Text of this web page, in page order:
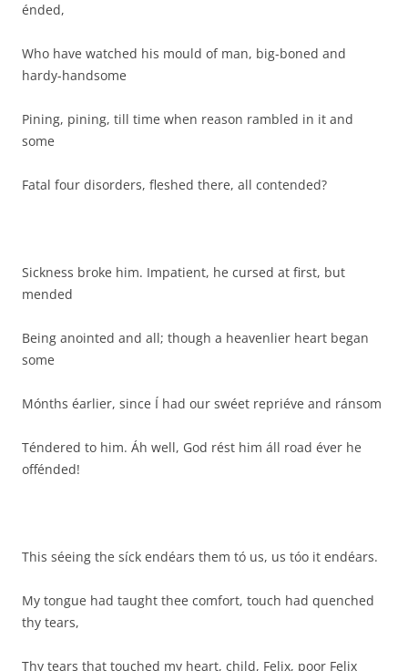
énded,
Who have watched his mould of man, big-boned and
hardy-handsome
Pining, pining, till time when reason rambled in it and
some
Fatal four disorders, fleshed there, all contended?
Sickness broke him. Impatient, he cursed at first, but
mended
Being anointed and all; though a heavenlier heart began
some
Mónths éarlier, since Í had our swéet repriéve and ránsom
Téndered to him. Áh well, God rést him áll road éver he
offénded!
This séeing the síck endéars them tó us, us tóo it endéars.
My tongue had taught thee comfort, touch had quenched
thy tears,
Thy tears that touched my heart, child, Felix, poor Felix